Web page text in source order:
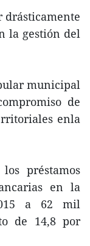
drásticamente
la gestión del
municipal
de
enla
préstamos
en la
a 62 mil
de 14,8 por